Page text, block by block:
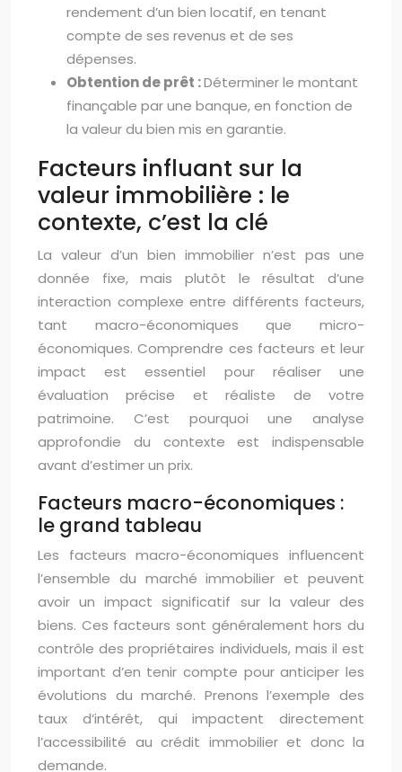
rendement d’un bien locatif, en tenant
compte de ses revenus et de ses
dépenses.
Obtention de prêt :Déterminer le montant
finançable par une banque, en fonction de
la valeur du bien mis en garantie.
Facteurs influant sur la
valeur immobilière : le
contexte, c’est la clé
La valeur d’un bien immobilier n’est pas une
donnée fixe, mais plutôt le résultat d’une
interaction complexe entre différents facteurs,
tant macro-économiques que micro-
économiques. Comprendre ces facteurs et leur
impact est essentiel pour réaliser une
évaluation précise et réaliste de votre
patrimoine. C’est pourquoi une analyse
approfondie du contexte est indispensable
avant d’estimer un prix.
Facteurs macro-économiques :
le grand tableau
Les facteurs macro-économiques influencent
l’ensemble du marché immobilier et peuvent
avoir un impact significatif sur la valeur des
biens. Ces facteurs sont généralement hors du
contrôle des propriétaires individuels, mais il est
important d’en tenir compte pour anticiper les
évolutions du marché. Prenons l’exemple des
taux d’intérêt, qui impactent directement
l’accessibilité au crédit immobilier et donc la
demande.